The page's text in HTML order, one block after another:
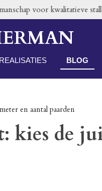
voor kwalitatieve
REALISATIES BLOG
en aantal paarden
kies de